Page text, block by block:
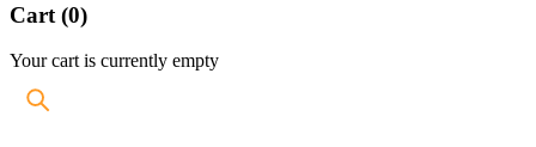
Cart (0)
Your cart is currently empty